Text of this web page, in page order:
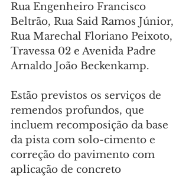
Rua Engenheiro Francisco
Beltrão, Rua Said Ramos Júnior,
Rua Marechal Floriano Peixoto,
Travessa 02 e Avenida Padre
Arnaldo João Beckenkamp.
Estão previstos os serviços de
remendos profundos, que
incluem recomposição da base
da pista com solo-cimento e
correção do pavimento com
aplicação de concreto